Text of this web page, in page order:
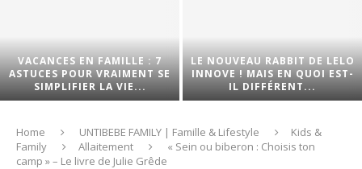
VACANCES EN FAMILLE : 7
ASTUCES POUR VRAIMENT SE
SIMPLIFIER LA VIE...
LE NOUVEAU RABBIT DE LELO
INNOVE ! MAIS EN QUOI EST-
IL DIFFÉRENT...
Home UNTIBEBE FAMILY | Famille & Lifestyle
Kids &
Family
Allaitement
« Sein ou biberon : Choisis ton
camp » – Le livre de Julie Grêde